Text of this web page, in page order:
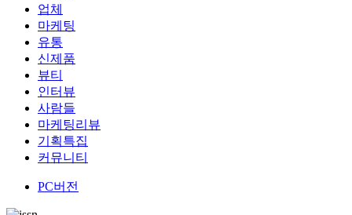
업체
마케팅
유통
신제품
뷰티
인터뷰
사람들
마케팅리뷰
기획특집
커뮤니티
PC버전